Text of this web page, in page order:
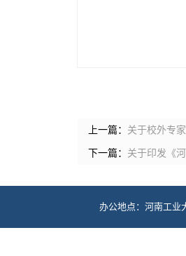
上一篇： 关于校外专
下一篇： 关于印发《
办公地点：河南工业